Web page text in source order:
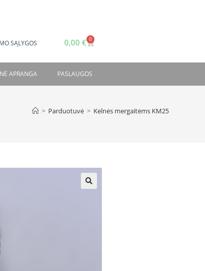
SĄLYGOS 0,00 € 0
APRANGA PASLAUGOS
> Parduotuvė > Kelnės mergaitėms KM25